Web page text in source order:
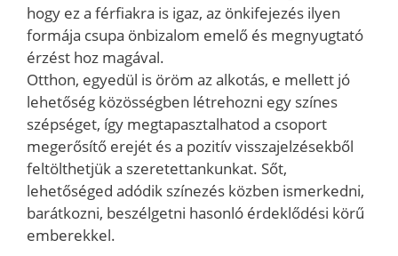
hogy ez a férfiakra is igaz, az önkifejezés ilyen
formája csupa önbizalom emelő és megnyugtató
érzést hoz magával.
Otthon, egyedül is öröm az alkotás, e mellett jó
lehetőség közösségben létrehozni egy színes
szépséget, így megtapasztalhatod a csoport
megerősítő erejét és a pozitív visszajelzésekből
feltölthetjük a szeretettankunkat. Sőt,
lehetőséged adódik színezés közben ismerkedni,
barátkozni, beszélgetni hasonló érdeklődési körű
emberekkel.